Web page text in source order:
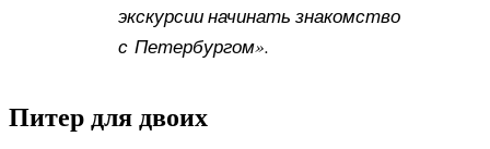
экскурсии начинать знакомство
с Петербургом».
Питер для двоих